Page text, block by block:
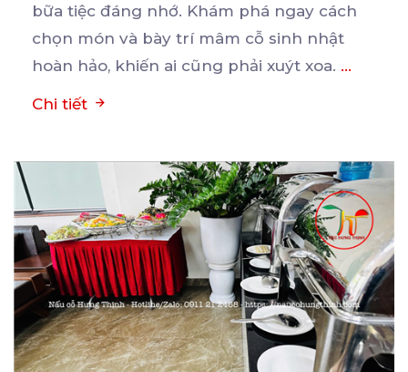
bữa tiệc đáng nhớ. Khám phá ngay cách
chọn món và bày trí mâm cỗ sinh nhật
hoàn hảo, khiến ai cũng phải xuýt xoa. ...
Chi tiết